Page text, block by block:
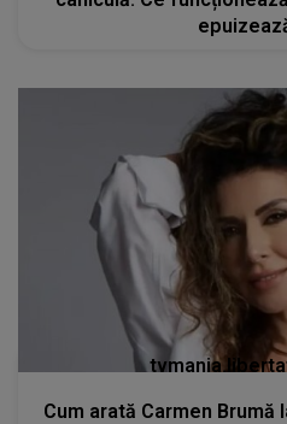
Cum arată Carmen Brumă